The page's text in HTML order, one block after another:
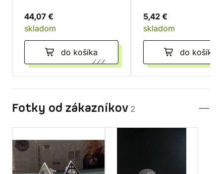
44,07 €
skladom
do košíka
5,42 €
skladom
do košíka
Fotky od zákazníkov 2